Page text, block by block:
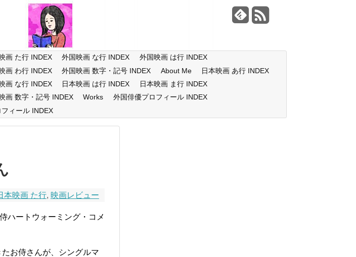
画 た行 INDEX 外国映画 な行 INDEX
外国映画 は行 INDEX
画 わ行 INDEX 外国映画 数字・記号 INDEX About Me
日本映画 あ行 INDEX
画 な行 INDEX 日本映画 は行 INDEX
日本映画 ま行 INDEX
画 数字・記号 INDEX Works
外国俳優プロフィール INDEX
ィール INDEX
本映画 た行, 映画レビュー
ハートウォーミング・コメ
お侍さんが、シングルマ